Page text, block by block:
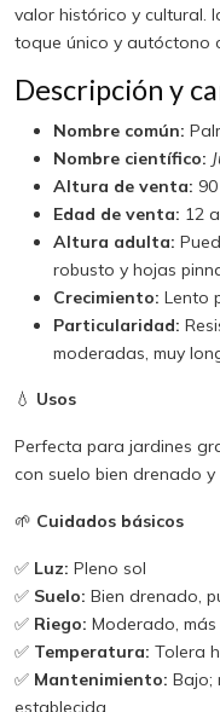
valor histórico y cultural.
toque único y autóctono
Descripción y
Nombre común:
Nombre científico:
Altura de venta:
Edad de venta: 12
Altura adulta:
robusto y hojas
Crecimiento: Lento
Particularidad:
moderadas, muy
💧 Usos
Perfecta para jardines
con suelo bien drenado
🌱 Cuidados básicos
✅ Luz: Pleno sol
✅ Suelo: Bien drenado,
✅ Riego: Moderado,
✅ Temperatura: Tolera
✅ Mantenimiento: Bajo;
establecida